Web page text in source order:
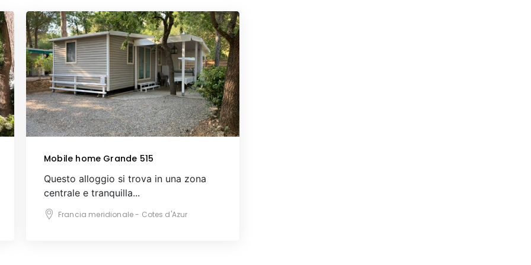
Mobile home Grande 515
Questo alloggio si trova in una zona
centrale e tranquilla...
Francia meridionale - Cotes d'Azur